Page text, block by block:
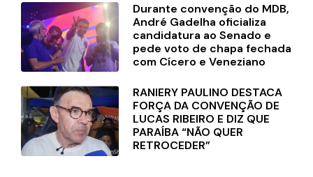
Durante convenção do MDB,
André Gadelha oficializa
candidatura ao Senado e
pede voto de chapa fechada
com Cícero e Veneziano
RANIERY PAULINO DESTACA
FORÇA DA CONVENÇÃO DE
LUCAS RIBEIRO E DIZ QUE
PARAÍBA “NÃO QUER
RETROCEDER”